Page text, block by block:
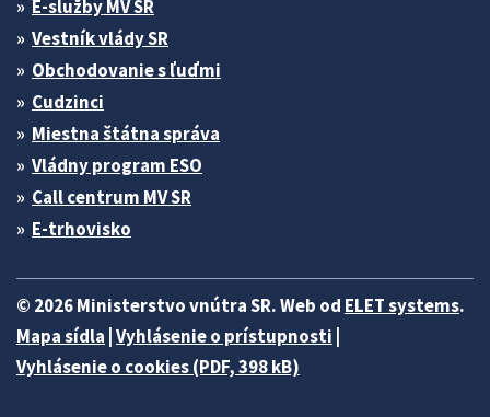
E-služby MV SR
Vestník vlády SR
Obchodovanie s ľuďmi
Cudzinci
Miestna štátna správa
Vládny program ESO
Call centrum MV SR
E-trhovisko
© 2026 Ministerstvo vnútra SR. Web od ELET systems.
Mapa sídla Vyhlásenie o prístupnosti
Vyhlásenie o cookies (PDF, 398 kB)